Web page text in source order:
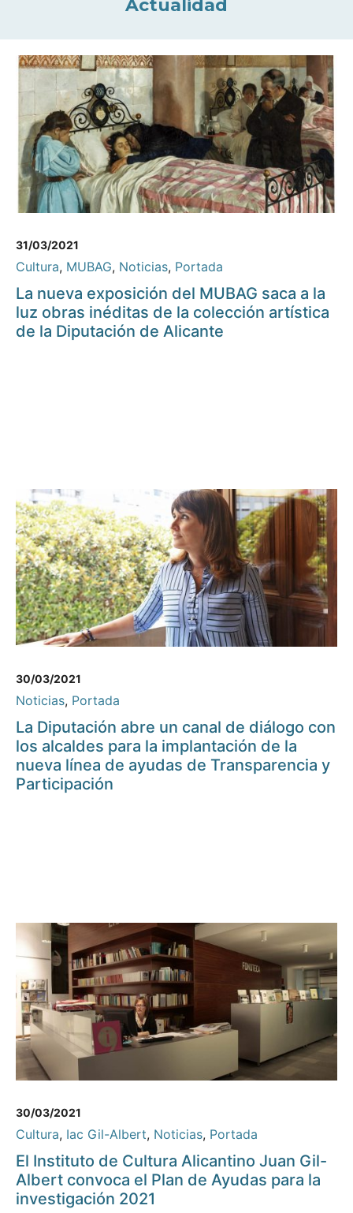
Actualidad
31/03/2021
Cultura, MUBAG, Noticias, Portada
La nueva exposición del MUBAG saca a la
luz obras inéditas de la colección artística
de la Diputación de Alicante
30/03/2021
Noticias, Portada
La Diputación abre un canal de diálogo con
los alcaldes para la implantación de la
nueva línea de ayudas de Transparencia y
Participación
30/03/2021
Cultura, Iac Gil-Albert, Noticias, Portada
El Instituto de Cultura Alicantino Juan Gil-
Albert convoca el Plan de Ayudas para la
investigación 2021